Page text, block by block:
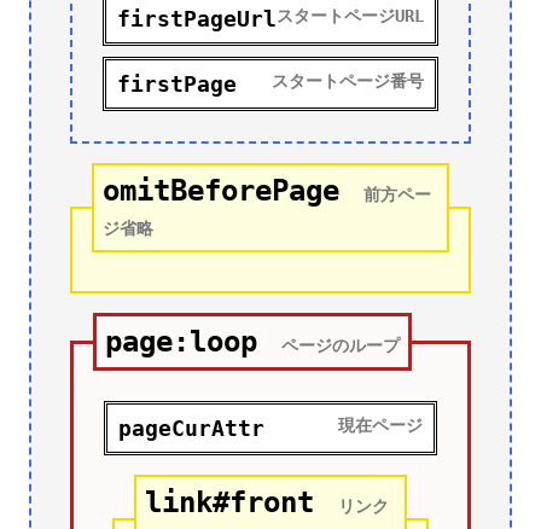
firstPageUrlスタートページURL
firstPage スタートページ番号
omitBeforePage
前方ペー
ジ省略
page:loop ページのループ
pageCurAttr 現在ページ
link#front
リンク